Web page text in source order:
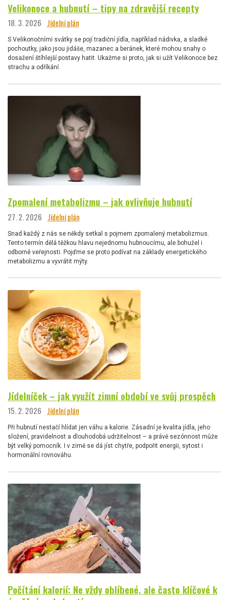
Velikonoce a hubnutí – tipy na zdravější recepty
18. 3. 2026 Jídelní plán
S Velikonočními svátky se pojí tradiční jídla, například nádivka, a sladké
pochoutky, jako jsou jidáše, mazanec a beránek, které mohou snahy o
dosažení štíhlejší postavy hatit. Ukažme si proto, jak si užít Velikonoce bez
strachu a odříkání.
Zpomalení metabolizmu – jak ovlivňuje hubnutí
27. 2. 2026 Jídelní plán
Snad každý z nás se někdy setkal s pojmem zpomalený metabolizmus.
Tento termín dělá těžkou hlavu nejednomu hubnoucímu, ale bohužel i
odborné veřejnosti. Pojďme se proto podívat na základy energetického
metabolizmu a vyvrátit mýty.
Jídelníček – jak využít zimní období ve svůj prospěch
15. 2. 2026 Jídelní plán
Při hubnutí nestačí hlídat jen váhu a kalorie. Zásadní je kvalita jídla, jeho
složení, pravidelnost a dlouhodobá udržitelnost – a právě sezónnost může
být velký pomocník. I v zimě se dá jíst chytře, podpořit energii, sytost i
hormonální rovnováhu.
Počítání kalorií: Ne vždy oblíbené, ale často klíčové k